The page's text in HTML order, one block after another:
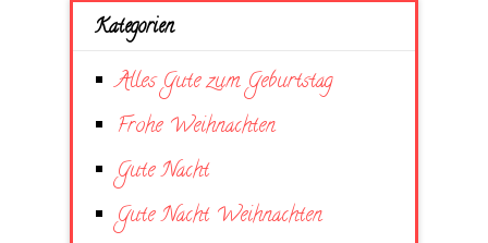
Kategorien
Alles Gute zum Geburtstag
Frohe Weihnachten
Gute Nacht
Gute Nacht Weihnachten